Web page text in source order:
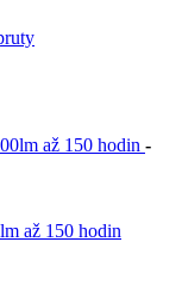
-
až 150 hodin